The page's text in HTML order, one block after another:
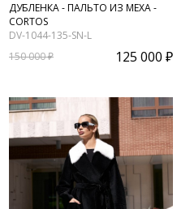
ДУБЛЕНКА - ПАЛЬТО ИЗ МЕХА -
CORTOS
DV-1044-135-SN-L
150 000 ₽
125 000 ₽